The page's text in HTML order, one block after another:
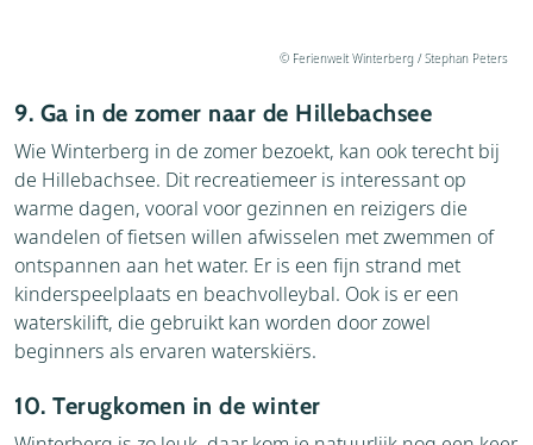
© Ferienwelt Winterberg / Stephan Peters
9. Ga in de zomer naar de Hillebachsee
Wie Winterberg in de zomer bezoekt, kan ook terecht bij
de Hillebachsee. Dit recreatiemeer is interessant op
warme dagen, vooral voor gezinnen en reizigers die
wandelen of fietsen willen afwisselen met zwemmen of
ontspannen aan het water. Er is een fijn strand met
kinderspeelplaats en beachvolleybal. Ook is er een
waterskilift, die gebruikt kan worden door zowel
beginners als ervaren waterskiërs.
10. Terugkomen in de winter